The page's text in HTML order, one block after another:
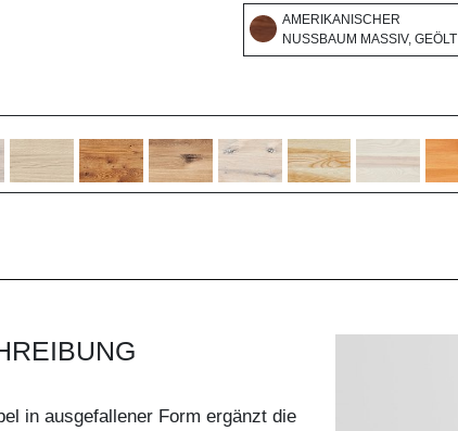
AMERIKANISCHER
NUSSBAUM MASSIV, GEÖLT
in ausgefallener Form ergänzt die